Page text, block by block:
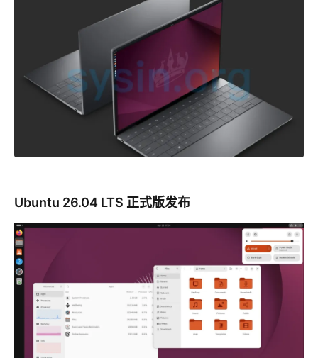
Ubuntu 26.04 LTS 正式版发布